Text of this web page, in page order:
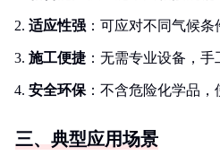
适应性强 ：可应对不同气候
施工便捷 ：无需专业设备，
安全环保 ：不含危险化学品
三、典型应用场景